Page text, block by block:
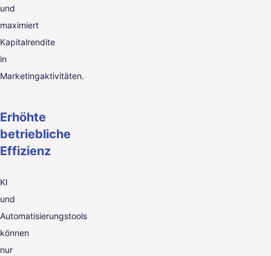
und
maximiert
Kapitalrendite
in
Marketingaktivitäten.
Erhöhte
betriebliche
Effizienz
KI
und
Automatisierungstools
können
nur